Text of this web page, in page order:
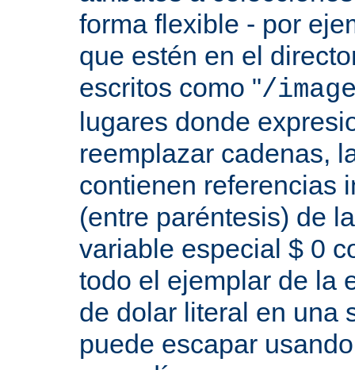
forma flexible - por
que estén en el
escritos como "/
lugares donde
reemplazar cadenas,
contienen referencias
(entre paréntesis) de
variable especial $ 0
todo el ejemplar de la
de dolar literal en una
puede escapar